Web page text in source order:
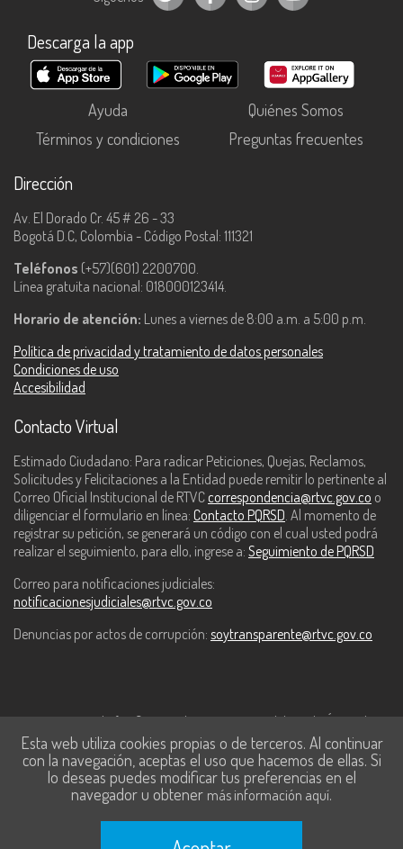
Descarga la app
Ayuda
Quiénes Somos
Términos y condiciones
Preguntas frecuentes
Dirección
Av. El Dorado Cr. 45 # 26 - 33
Bogotá D.C, Colombia - Código Postal: 111321
Teléfonos (+57)(601) 2200700.
Línea gratuita nacional: 018000123414.
Horario de atención: Lunes a viernes de 8:00 a.m. a 5:00 p.m.
Política de privacidad y tratamiento de datos personales
Condiciones de uso
Accesibilidad
Contacto Virtual
Estimado Ciudadano: Para radicar Peticiones, Quejas, Reclamos,
Solicitudes y Felicitaciones a la Entidad puede remitir lo pertinente al
Correo Oficial Institucional de RTVC correspondencia@rtvc.gov.co o
diligenciar el formulario en línea: Contacto PQRSD. Al momento de
registrar su petición, se generará un código con el cual usted podrá
realizar el seguimiento, para ello, ingrese a: Seguimiento de PQRSD
Correo para notificaciones judiciales:
notificacionesjudiciales@rtvc.gov.co
Denuncias por actos de corrupción: soytransparente@rtvc.gov.co
Este contenido fue financiado con recursos del Fondo Único de
Tecnologías de la Información y las Comunicaciones de MinTic.
Esta web utiliza cookies propias o de terceros. Al continuar
con la navegación, aceptas el uso que hacemos de ellas. Si
lo deseas puedes modificar tus preferencias en el
navegador u obtener más información aquí.